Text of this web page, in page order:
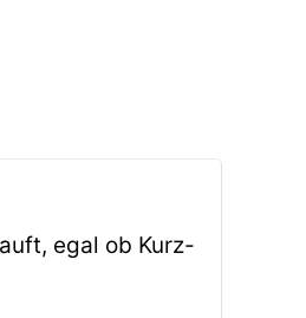
egal ob Kurz-